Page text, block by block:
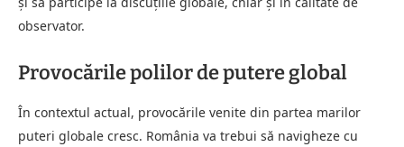
observator.
Provocările polilor de putere global
În contextul actual, provocările venite din partea marilor
puteri globale cresc. România va trebui să navigheze cu